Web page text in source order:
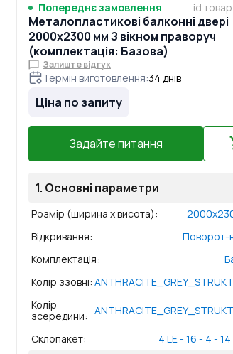
Попереднє замовлення id
Металопластикові балконні двері
2000x2300 мм З вікном праворуч
(комплектація: Базова)
Залиште відгук
Термін виготовлення:34 днів
Ціна по запиту
Задайте питання
1. Основні параметри
Розмір (ширина x висота): 2000x
Відкривання:
Поворот-
Комплектація:
Колір ззовні:
Колір
зсередини:
Склопакет: 4 LE - 16 - 4 -